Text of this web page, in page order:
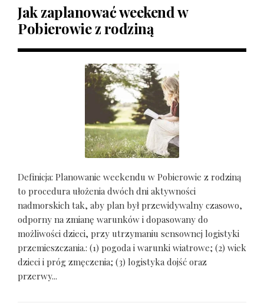
Jak zaplanować weekend w
Pobierowie z rodziną
Definicja: Planowanie weekendu w Pobierowie z rodziną
to procedura ułożenia dwóch dni aktywności
nadmorskich tak, aby plan był przewidywalny czasowo,
odporny na zmianę warunków i dopasowany do
możliwości dzieci, przy utrzymaniu sensownej logistyki
przemieszczania.: (1) pogoda i warunki wiatrowe; (2) wiek
dzieci i próg zmęczenia; (3) logistyka dojść oraz
przerwy...